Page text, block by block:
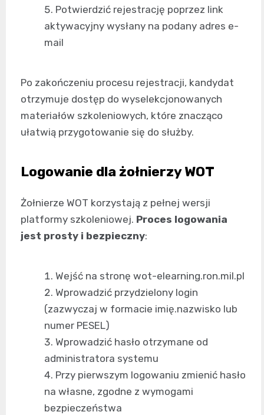
Potwierdzić rejestrację poprzez link
aktywacyjny wysłany na podany adres e-
mail
Po zakończeniu procesu rejestracji, kandydat
otrzymuje dostęp do wyselekcjonowanych
materiałów szkoleniowych, które znacząco
ułatwią przygotowanie się do służby.
Logowanie dla żołnierzy WOT
Żołnierze WOT korzystają z pełnej wersji
platformy szkoleniowej. Proces logowania
jest prosty i bezpieczny:
Wejść na stronę wot-elearning.ron.mil.pl
Wprowadzić przydzielony login
(zazwyczaj w formacie imię.nazwisko lub
numer PESEL)
Wprowadzić hasło otrzymane od
administratora systemu
Przy pierwszym logowaniu zmienić hasło
na własne, zgodne z wymogami
bezpieczeństwa